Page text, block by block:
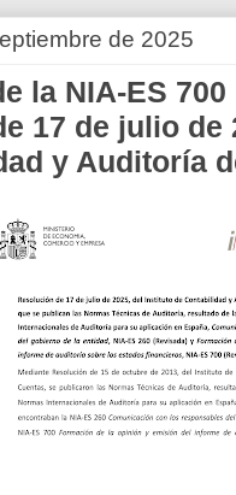
de 2025
la NIA-ES
17 de julio de
y Auditoría